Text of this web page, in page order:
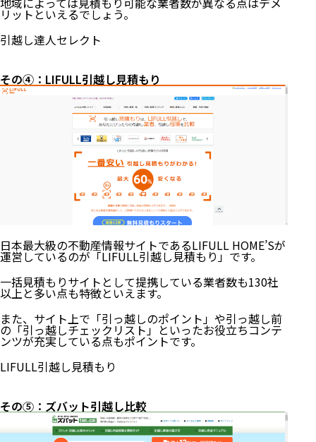
リットといえるでしょう。
引越し達人セレクト
その④：LIFULL引越し見積もり
日本最大級の不動産情報サイトであるLIFULL HOME’Sが
運営しているのが「LIFULL引越し見積もり」です。
一括見積もりサイトとして提携している業者数も130社
以上と多い点も特徴といえます。
また、サイト上で「引っ越しのポイント」や引っ越し前
の「引っ越しチェックリスト」といったお役立ちコンテ
ンツが充実している点もポイントです。
LIFULL引越し見積もり
その⑤：ズバット引越し比較